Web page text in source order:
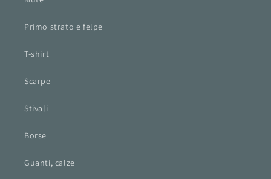
Primo strato e felpe
T-shirt
Scarpe
Stivali
Borse
Guanti, calze